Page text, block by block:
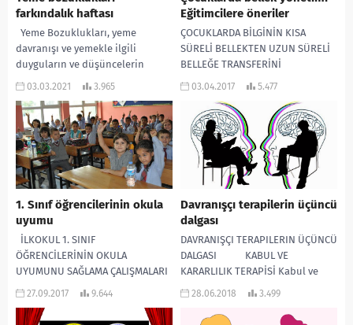
farkındalık haftası
Yeme Bozuklukları, yeme
davranışı ve yemekle ilgili
duyguların ve düşüncelerin
bireye ciddi boyutlarda
çıkar. Diyet yapma davranışı,...
03.03.2021 3.965
Eğitimcilere öneriler
ÇOCUKLARDA BİLGİNİN KISA
SÜRELİ BELLEKTEN UZUN SÜRELİ
BELLEĞE TRANSFERİNİ
KOLAYLAŞTIRMAYA YÖNELİK
Belleğimize genellikle dikkat
etmeyiz. Bu çok yönlü...
03.04.2017 5.477
1. Sınıf öğrencilerinin okula
uyumu
İLKOKUL 1. SINIF
ÖĞRENCİLERİNİN OKULA
UYUMUNU SAĞLAMA ÇALIŞMALARI
Öncelikle tüm eğitim camiasının
olsun. Çocuklarımız okula...
27.09.2017 9.644
Davranışçı terapilerin üçüncü
dalgası
DAVRANIŞÇI TERAPILERIN ÜÇÜNCÜ
DALGASI KABUL VE
KARARLILIK TERAPİSİ Kabul ve
kararlılık terapisi davranışçı
olarak...
28.06.2018 3.499